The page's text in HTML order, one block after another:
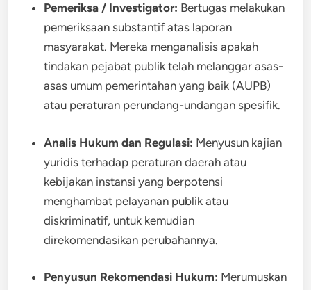
Pemeriksa / Investigator: Bertugas melakukan
pemeriksaan substantif atas laporan
masyarakat. Mereka menganalisis apakah
tindakan pejabat publik telah melanggar asas-
asas umum pemerintahan yang baik (AUPB)
atau peraturan perundang-undangan spesifik.
Analis Hukum dan Regulasi: Menyusun kajian
yuridis terhadap peraturan daerah atau
kebijakan instansi yang berpotensi
menghambat pelayanan publik atau
diskriminatif, untuk kemudian
direkomendasikan perubahannya.
Penyusun Rekomendasi Hukum: Merumuskan